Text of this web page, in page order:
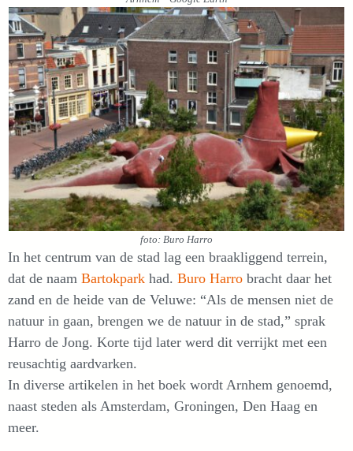
foto: Buro Harro
In het centrum van de stad lag een braakliggend terrein,
dat de naam Bartokpark had. Buro Harro bracht daar het
zand en de heide van de Veluwe: “Als de mensen niet de
natuur in gaan, brengen we de natuur in de stad,” sprak
Harro de Jong. Korte tijd later werd dit verrijkt met een
reusachtig aardvarken.
In diverse artikelen in het boek wordt Arnhem genoemd,
naast steden als Amsterdam, Groningen, Den Haag en
meer.